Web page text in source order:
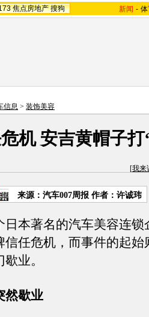
焦点房地产 搜狗 新闻 -
信息 > 装饰美容
机 安吉黄帽子打
[我来
来源：汽车007周报 作者：许诚玮
本著名的汽车美容连锁
信任危机，而事件的起始
业。
然歇业